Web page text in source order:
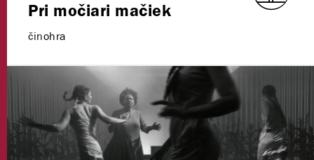
Pri močiari mačiek
činohra